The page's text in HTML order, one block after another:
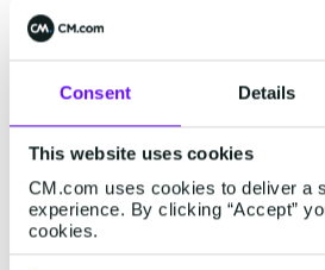
Consent Details
This website uses cookies
CM.com uses cookies to deliver a
experience. By clicking “Accept”
cookies.
Erfahrung:Nicht in der
aber wichtig zu erwähnen.
die der Kunde mit dem
der gekauften Dienstleistung
macht, und die sein
werden ihre Erfahrungen mit
sowohl offline als auch online.